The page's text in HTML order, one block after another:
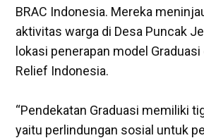
BRAC Indonesia. Mereka
aktivitas warga di Desa Puncak
lokasi penerapan model
Relief Indonesia.
“Pendekatan Graduasi memiliki
yaitu perlindungan sosial untuk